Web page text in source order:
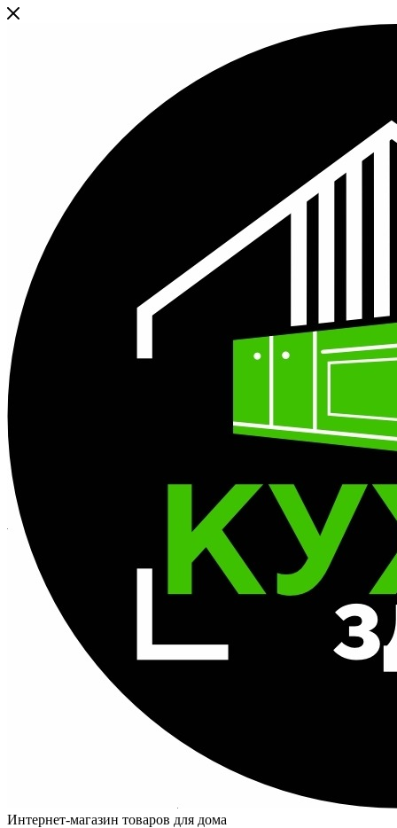
Интернет-магазин товаров для дома